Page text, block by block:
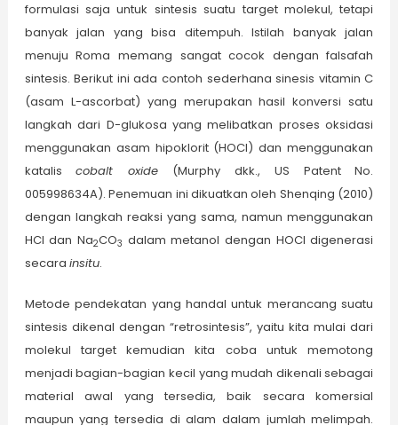
formulasi saja untuk sintesis suatu target molekul, tetapi
banyak jalan yang bisa ditempuh. Istilah banyak jalan
menuju Roma memang sangat cocok dengan falsafah
sintesis. Berikut ini ada contoh sederhana sinesis vitamin C
(asam L-ascorbat) yang merupakan hasil konversi satu
langkah dari D-glukosa yang melibatkan proses oksidasi
menggunakan asam hipoklorit (HOCl) dan menggunakan
kataliscobalt oxide (Murphy dkk., US Patent No.
005998634A). Penemuan ini dikuatkan oleh Shenqing (2010)
dengan langkah reaksi yang sama, namun menggunakan
HCl dan Na2CO3 dalam metanol dengan HOCl digenerasi
secara insitu.
Metode pendekatan yang handal untuk merancang suatu
sintesis dikenal dengan “retrosintesis”, yaitu kita mulai dari
molekul target kemudian kita coba untuk memotong
menjadi bagian-bagian kecil yang mudah dikenali sebagai
material awal yang tersedia, baik secara komersial
maupun yang tersedia di alam dalam jumlah melimpah.